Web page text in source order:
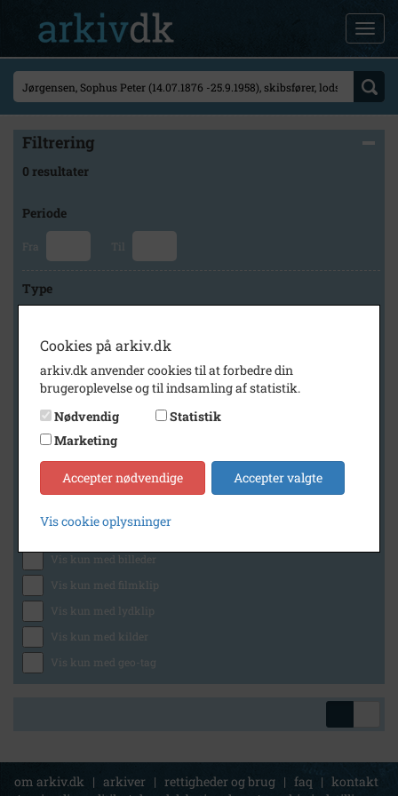
Filtrering
0 resultater
Periode
Fra Til
Type
Arkiv
Historisk Arkiv Dragør
Generelt
Vis kun med billeder
Vis kun med filmklip
Vis kun med lydklip
Vis kun med kilder
Vis kun med geo-tag
om arkiv.dk | arkiver | rettigheder og brug | faq | kontakt
Cookies på arkiv.dk
arkiv.dk anvender cookies til at forbedre din
brugeroplevelse og til indsamling af statistik.
Nødvendig
Statistik
Marketing
Accepter nødvendige Accepter valgte
Vis cookie oplysninger